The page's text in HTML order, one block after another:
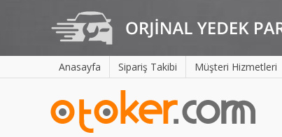
Anasayfa Sipariş Takibi Müşteri Hizmetleri